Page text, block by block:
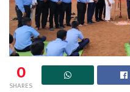
0
SHARES